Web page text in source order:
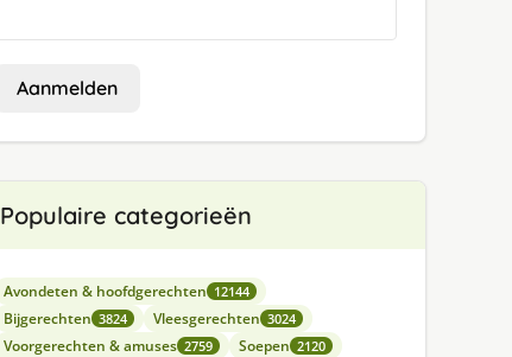
Aanmelden
Populaire categorieën
Avondeten & hoofdgerechten 12144
Bijgerechten 3824 Vleesgerechten 3024
Voorgerechten & amuses 2759 Soepen 2120